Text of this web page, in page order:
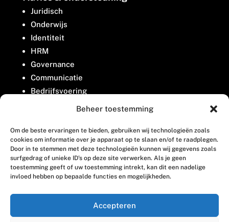
Beheer toestemming
Om de beste ervaringen te bieden, gebruiken wij technologieën zoals
cookies om informatie over je apparaat op te slaan en/of te raadplegen.
Door in te stemmen met deze technologieën kunnen wij gegevens zoals
surfgedrag of unieke ID's op deze site verwerken. Als je geen
toestemming geeft of uw toestemming intrekt, kan dit een nadelige
invloed hebben op bepaalde functies en mogelijkheden.
Accepteren
Juridisch
Onderwijs
Identiteit
HRM
Governance
Communicatie
Bedrijfsvoering
Belangenbehartiging
Contact
Houttuinlaan 8
3447 GM Woerden